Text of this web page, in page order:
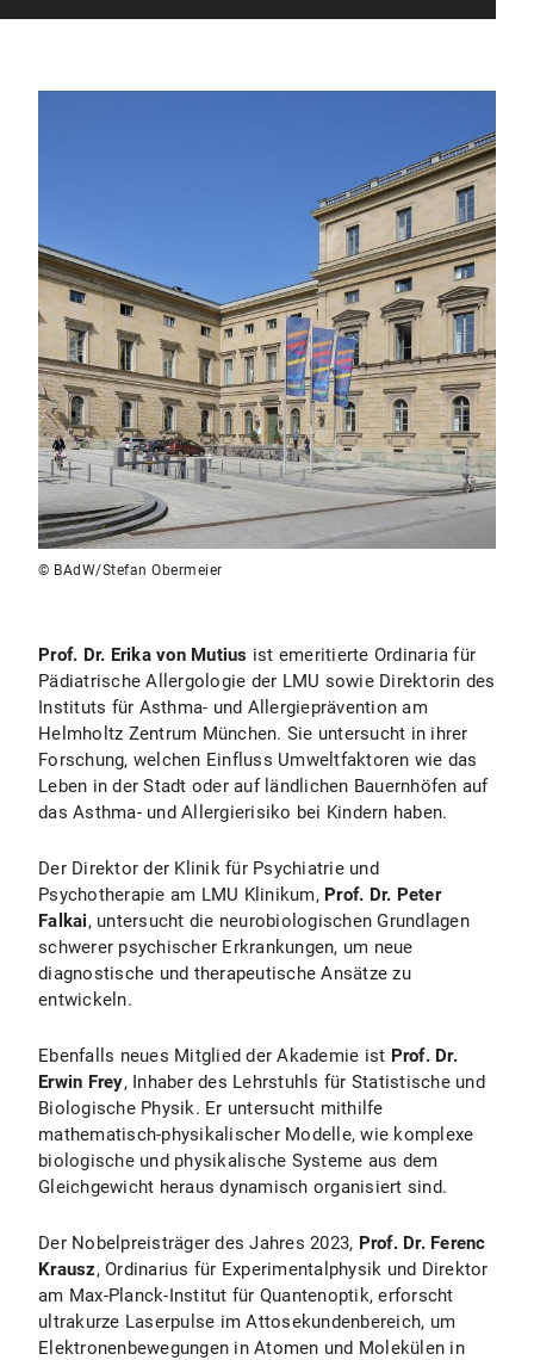
© BAdW/Stefan Obermeier
Prof. Dr. Erika von Mutius ist emeritierte Ordinaria für
Pädiatrische Allergologie der LMU sowie Direktorin des
Instituts für Asthma- und Allergieprävention am
Helmholtz Zentrum München. Sie untersucht in ihrer
Forschung, welchen Einfluss Umweltfaktoren wie das
Leben in der Stadt oder auf ländlichen Bauernhöfen auf
das Asthma- und Allergierisiko bei Kindern haben.
Der Direktor der Klinik für Psychiatrie und
Psychotherapie am LMU Klinikum, Prof. Dr. Peter
Falkai, untersucht die neurobiologischen Grundlagen
schwerer psychischer Erkrankungen, um neue
diagnostische und therapeutische Ansätze zu
entwickeln.
Ebenfalls neues Mitglied der Akademie ist Prof. Dr.
Erwin Frey, Inhaber des Lehrstuhls für Statistische und
Biologische Physik. Er untersucht mithilfe
mathematisch-physikalischer Modelle, wie komplexe
biologische und physikalische Systeme aus dem
Gleichgewicht heraus dynamisch organisiert sind.
Der Nobelpreisträger des Jahres 2023, Prof. Dr. Ferenc
Krausz, Ordinarius für Experimentalphysik und Direktor
am Max-Planck-Institut für Quantenoptik, erforscht
ultrakurze Laserpulse im Attosekundenbereich, um
Elektronenbewegungen in Atomen und Molekülen in